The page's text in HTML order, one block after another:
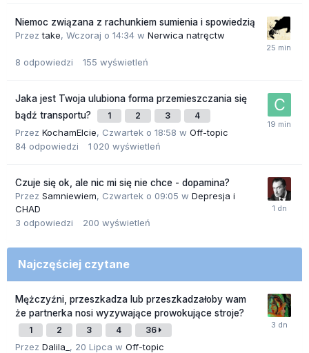
Niemoc związana z rachunkiem sumienia i spowiedzią
Przeztake, Wczoraj o 14:34 w Nerwica natręctw
8 odpowiedzi 155 wyświetleń
Jaka jest Twoja ulubiona forma przemieszczania się
bądź transportu?
1 2 3 4
Przez KochamElcie, Czwartek o 18:58 w Off-topic
84 odpowiedzi 1 020 wyświetleń
Czuje się ok, ale nic mi się nie chce - dopamina?
Przez Samniewiem, Czwartek o 09:05 w Depresja i
CHAD
3 odpowiedzi 200 wyświetleń
Najczęściej czytane
Mężczyźni, przeszkadza lub przeszkadzałoby wam
że partnerka nosi wyzywające prowokujące stroje?
1 2 3 4 36
Przez Dalila_ , 20 Lipca w Off-topic